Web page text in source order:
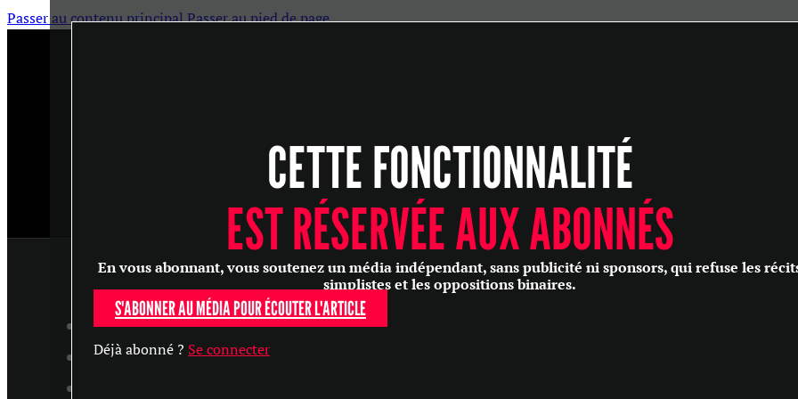
Passer au contenu principalPasser au pied de page
SANTÉ
PHILOSOPHIE
CULTURE
SOCIÉTÉ
ARTICLES
MASTERCLASS
CETTE FONCTIONNALITÉ
EST RÉSERVÉE AUX ABONNÉS
En vous abonnant, vous soutenez un média indépendant, sans publicité ni sponsors, qui refuse les
simplistes et les oppositions binaires.
S'ABONNER AU MÉDIA POUR ÉCOUTER L'ARTICLE
Déjà abonné ? Se connecter